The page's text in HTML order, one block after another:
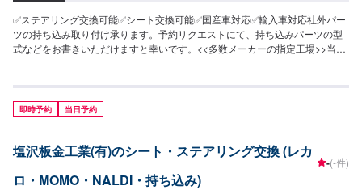
✅ステアリング交換可能✅シート交換可能✅国産車対応✅輸入車対応社外パー
ツの持ち込み取り付け承ります。予約リクエストにて、持ち込みパーツの型
式などをお書きいただけますと幸いです。<<多数メーカーの指定工場>>当社
ご安心してご依頼ください。<<無料の代車のご用意>>整備にお時間かかる場
合もご安心ください。代車のご用意ございます。
即時予約 当日予約
塩沢板金工業(有)のシート・ステアリング交換 (レカ
ロ・MOMO・NALDI・持ち込み)
-(-件)